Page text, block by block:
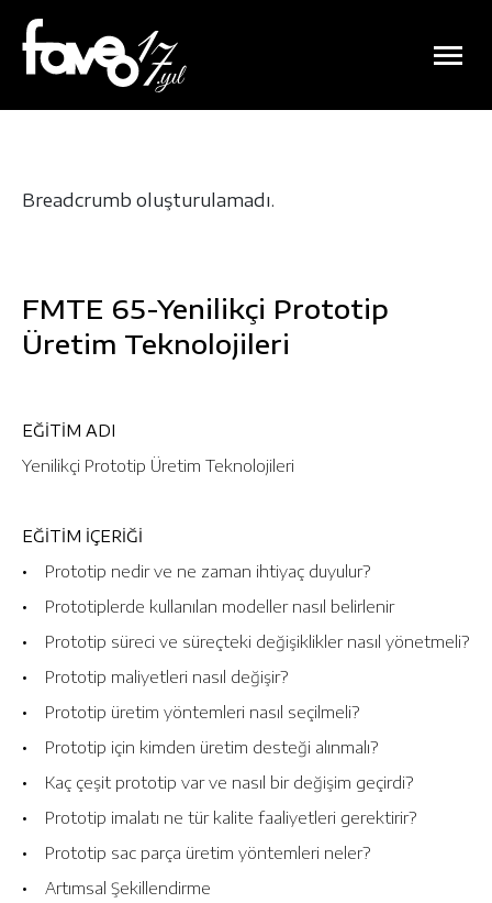
Breadcrumb oluşturulamadı.
FMTE 65-Yenilikçi Prototip
Üretim Teknolojileri
EĞİTİM ADI
Yenilikçi Prototip Üretim Teknolojileri
EĞİTİM İÇERİĞİ
• Prototip nedir ve ne zaman ihtiyaç duyulur?
• Prototiplerde kullanılan modeller nasıl belirlenir
• Prototip süreci ve süreçteki değişiklikler nasıl yönetmeli?
• Prototip maliyetleri nasıl değişir?
• Prototip üretim yöntemleri nasıl seçilmeli?
• Prototip için kimden üretim desteği alınmalı?
• Kaç çeşit prototip var ve nasıl bir değişim geçirdi?
• Prototip imalatı ne tür kalite faaliyetleri gerektirir?
• Prototip sac parça üretim yöntemleri neler?
• Artımsal Şekillendirme